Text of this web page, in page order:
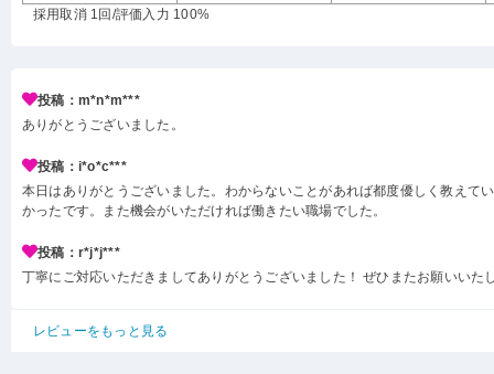
採用取消 1回 /評価入力 100%
投稿：m*n*m***
ありがとうございました。
投稿：i*o*c***
本日はありがとうございました。わからないことがあれば都度優しく教えて
かったです。また機会がいただければ働きたい職場でした。
投稿：r*j*j***
丁寧にご対応いただきましてありがとうございました！ ぜひまたお願いいた
レビューをもっと見る